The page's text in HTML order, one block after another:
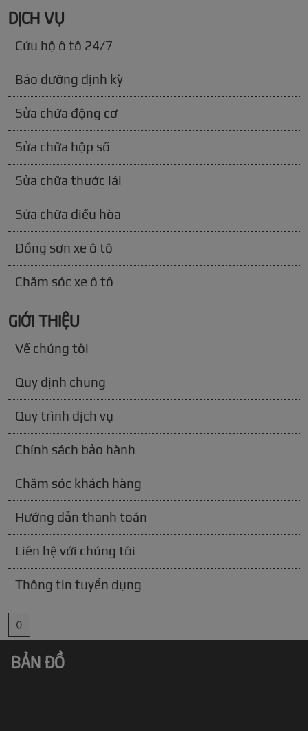
DỊCH VỤ
Cứu hộ ô tô 24/7
Bảo dưỡng định kỳ
Sửa chữa động cơ
Sửa chữa hộp số
Sửa chữa thước lái
Sửa chữa điều hòa
Đồng sơn xe ô tô
Chăm sóc xe ô tô
GIỚI THIỆU
Về chúng tôi
Quy định chung
Quy trình dịch vụ
Chính sách bảo hành
Chăm sóc khách hàng
Hướng dẫn thanh toán
Liên hệ với chúng tôi
Thông tin tuyển dụng
()
BẢN ĐỒ